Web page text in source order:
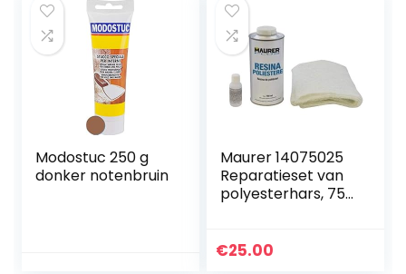
impactschade en
afschilfering op
email, keramiek en
acryl
Modostuc 250 g
donker notenbruin
Maurer 14075025
Reparatieset van
polyesterhars, 750
€25.00